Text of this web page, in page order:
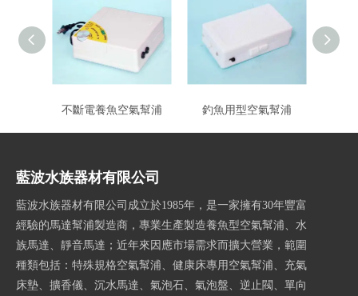
不斷電養魚空氣幫浦 釣魚用型空氣幫浦
藍波水族器材有限公司
藍波水族器材有限公司成立於1985年，是一家擁有30年豐富
經驗的馬達幫浦製造商，專業生產製造養魚型空氣幫浦、水
族馬達、靜音馬達；近年來因應市場需求而擴大營業，範圍
種類包括：特殊規格空氣幫浦、健康床專用空氣幫浦、充氣
床墊、擴香儀、沉水馬達、氣泡石、氣泡盤、逆止閥、單向